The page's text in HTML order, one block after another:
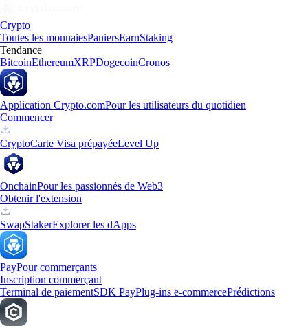
Crypto
Toutes les monnaiesPaniersEarnStaking
Tendance
BitcoinEthereumXRPDogecoinCronos
Application Crypto.comPour les utilisateurs du quotidien
Commencer
CryptoCarte Visa prépayéeLevel Up
OnchainPour les passionnés de Web3
Obtenir l'extension
SwapStakerExplorer les dApps
PayPour commerçants
Inscription commerçant
Terminal de paiementSDK PayPlug-ins e-commercePrédictions